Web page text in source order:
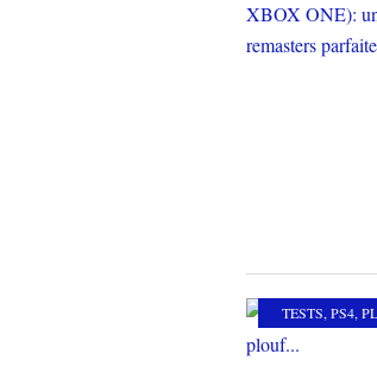
TESTS, PS4,